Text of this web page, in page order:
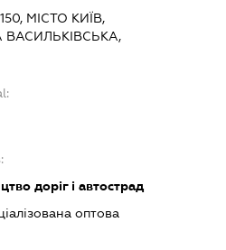
МІСТО КИЇВ,
ВАСИЛЬКІВСЬКА,
доріг і автострад
оптова